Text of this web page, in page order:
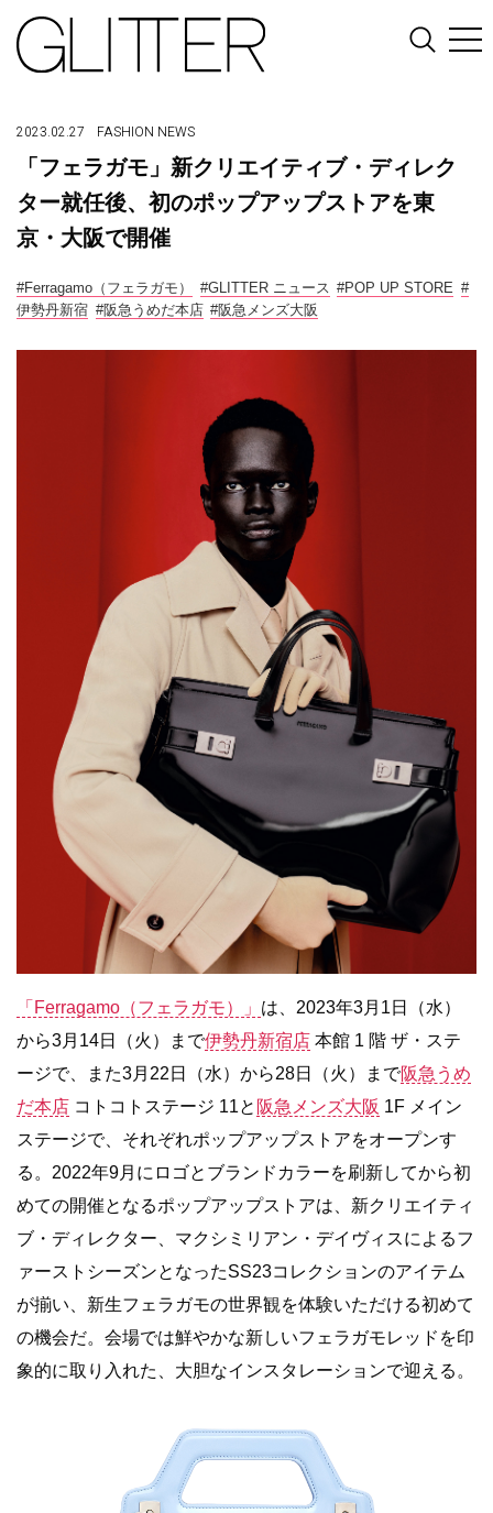
2023.02.27 FASHION NEWS
「フェラガモ」新クリエイティブ・ディレク
ター就任後、初のポップアップストアを東
京・大阪で開催
#Ferragamo（フェラガモ） #GLITTER ニュース #POP UP STORE #
伊勢丹新宿 #阪急うめだ本店 #阪急メンズ大阪
「Ferragamo（フェラガモ）」 は、2023年3月1日（水）
から3月14日（火）まで伊勢丹新宿店 本館 1 階 ザ・ステ
ージで、また3月22日（水）から28日（火）まで阪急うめ
だ本店 コトコトステージ 11と 阪急メンズ大阪 1F メイン
ステージで、それぞれポップアップストアをオープンす
る。2022年9月にロゴとブランドカラーを刷新してから初
めての開催となるポップアップストアは、新クリエイティ
ブ・ディレクター、マクシミリアン・デイヴィスによるフ
ァーストシーズンとなったSS23コレクションのアイテム
が揃い、新生フェラガモの世界観を体験いただける初めて
の機会だ。会場では鮮やかな新しいフェラガモレッドを印
象的に取り入れた、大胆なインスタレーションで迎える。